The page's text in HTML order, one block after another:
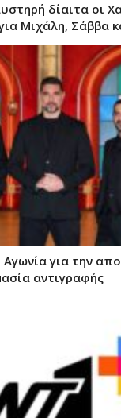
δίαιτα οι
Μιχάλη, Σάββα
Αγωνία για την
αντιγραφής